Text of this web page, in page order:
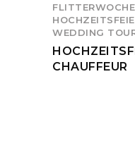
WEDDING
CHAUFFEUR